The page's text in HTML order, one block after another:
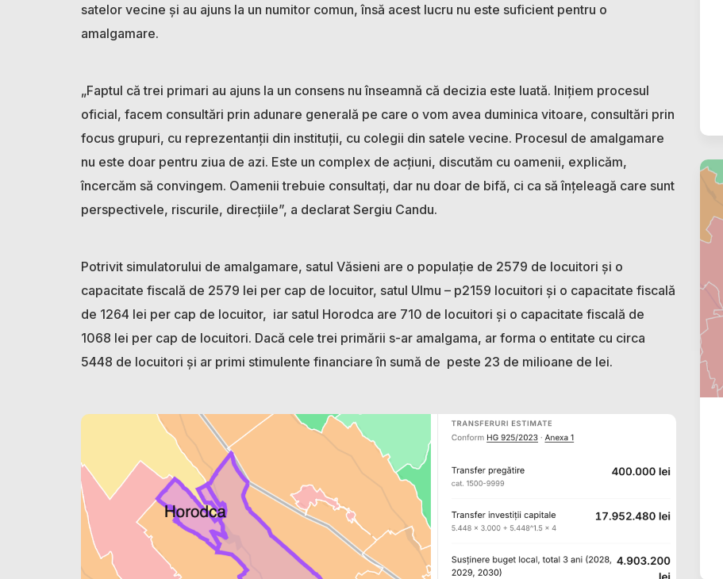
satelor vecine și au ajuns la un numitor comun, însă acest lucru nu este suficient pentru o
amalgamare.
„Faptul că trei primari au ajuns la un consens nu înseamnă că decizia este luată. Inițiem procesul
oficial, facem consultări prin adunare generală pe care o vom avea duminica vitoare, consultări prin
focus grupuri, cu reprezentanții din instituții, cu colegii din satele vecine. Procesul de amalgamare
nu este doar pentru ziua de azi. Este un complex de acțiuni, discutăm cu oamenii, explicăm,
încercăm să convingem. Oamenii trebuie consultați, dar nu doar de bifă, ci ca să înțeleagă care sunt
perspectivele, riscurile, direcțiile”, a declarat Sergiu Candu.
Potrivit simulatorului de amalgamare, satul Văsieni are o populație de 2579 de locuitori și o
capacitate fiscală de 2579 lei per cap de locuitor, satul Ulmu – p2159 locuitori și o capacitate fiscală
de 1264 lei per cap de locuitor, iar satul Horodca are 710 de locuitori și o capacitate fiscală de
1068 lei per cap de locuitori. Dacă cele trei primării s-ar amalgama, ar forma o entitate cu circa
5448 de locuitori și ar primi stimulente financiare în sumă de peste 23 de milioane de lei.